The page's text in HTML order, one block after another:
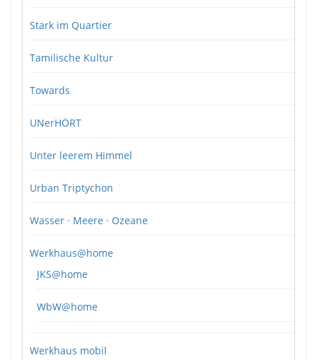
Stark im Quartier
Tamilische Kultur
Towards
UNerHÖRT
Unter leerem Himmel
Urban Triptychon
Wasser · Meere · Ozeane
Werkhaus@home
JKS@home
WbW@home
Werkhaus mobil